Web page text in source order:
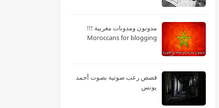
مدونون ومدونات مغربية !!!
Moroccans for blogging
قصص رعب صوتية بصوت أحمد
يونس